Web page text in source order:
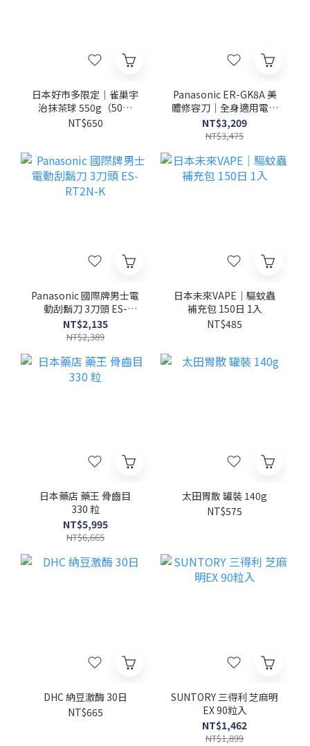
日本好市多限定｜雀巢宇
治抹茶球 550g（50顆
入）
NT$650
Panasonic ER-GK8A 美
體修容刀｜全身適用電動
除毛機
NT$3,209
NT$3,475
Panasonic 國際牌男士電
動刮鬍刀 3刀頭 ES-
RT2N-K
NT$2,135
NT$2,389
日本未來VAPE｜驅蚊蟲
補充包 150日 1入
NT$485
日本藥店 藥王 骨齒目
330 粒
NT$5,995
NT$6,665
太田胃散 罐裝 140g
NT$575
DHC 納豆激酶 30日
NT$665
SUNTORY 三得利 芝麻明
EX 90粒入
NT$1,462
NT$1,899